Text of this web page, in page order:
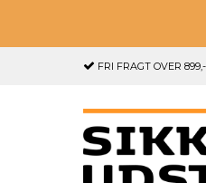
FRI FRAGT OVER 899,-